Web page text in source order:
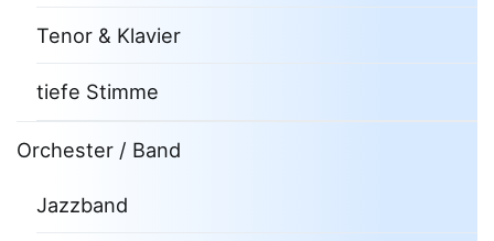
Tenor & Klavier
tiefe Stimme
Orchester / Band
Jazzband